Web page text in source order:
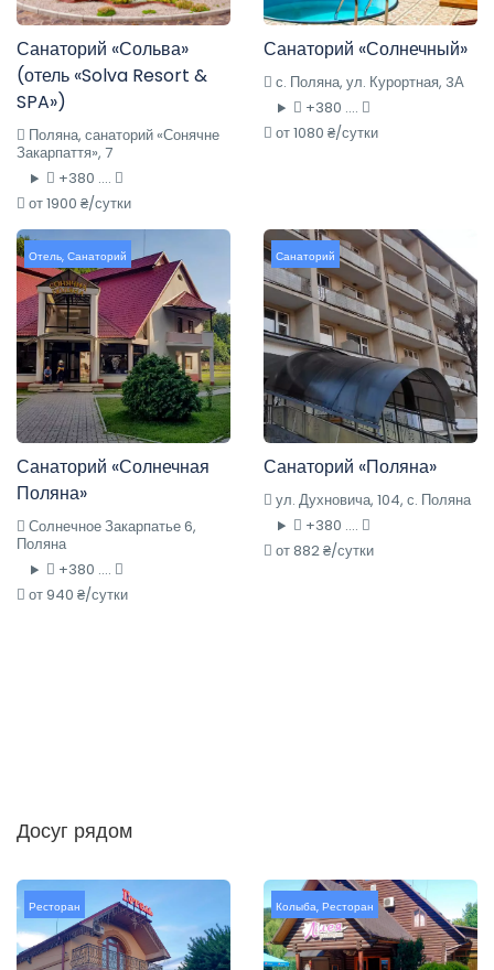
Санаторий «Сольва»
(отель «Solva Resort &
SPA»)
Поляна, санаторий «Сонячне
Закарпаття», 7
+380 ....
от 1900 ₴/сутки
Санаторий «Солнечный»
с. Поляна, ул. Курортная, 3А
+380 ....
от 1080 ₴/сутки
Отель, Санаторий
Санаторий «Солнечная
Поляна»
Солнечное Закарпатье 6,
Поляна
+380 ....
от 940 ₴/сутки
Санаторий
Санаторий «Поляна»
ул. Духновича, 104, с. Поляна
+380 ....
от 882 ₴/сутки
Досуг рядом
Ресторан Колыба, Ресторан